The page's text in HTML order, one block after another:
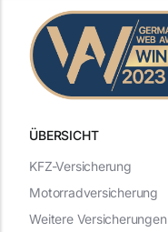
ÜBERSICHT
KFZ-Versicherung
Motorradversicherung
Weitere Versicherungen